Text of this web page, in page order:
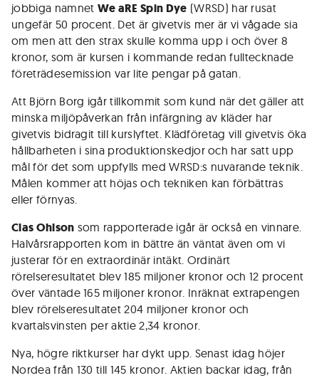
jobbiga namnet We aRE Spin Dye (WRSD) har rusat
ungefär 50 procent. Det är givetvis mer är vi vågade sia
om men att den strax skulle komma upp i och över 8
kronor, som är kursen i kommande redan fulltecknade
företrädesemission var lite pengar på gatan.
Att Björn Borg igår tillkommit som kund när det gäller att
minska miljöpåverkan från infärgning av kläder har
givetvis bidragit till kurslyftet. Klädföretag vill givetvis öka
hållbarheten i sina produktionskedjor och har satt upp
mål för det som uppfylls med WRSD:s nuvarande teknik.
Målen kommer att höjas och tekniken kan förbättras
eller förnyas.
Clas Ohlson som rapporterade igår är också en vinnare.
Halvårsrapporten kom in bättre än väntat även om vi
justerar för en extraordinär intäkt. Ordinärt
rörelseresultatet blev 185 miljoner kronor och 12 procent
över väntade 165 miljoner kronor. Inräknat extrapengen
blev rörelseresultatet 204 miljoner kronor och
kvartalsvinsten per aktie 2,34 kronor.
Nya, högre riktkurser har dykt upp. Senast idag höjer
Nordea från 130 till 145 kronor. Aktien backar idag, från